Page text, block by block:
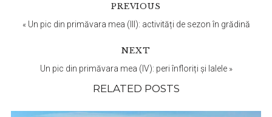
PREVIOUS
« Un pic din primăvara mea (III): activități de sezon în grădină
NEXT
Un pic din primăvara mea (IV): peri înfloriți și lalele»
Interactions
RELATED POSTS